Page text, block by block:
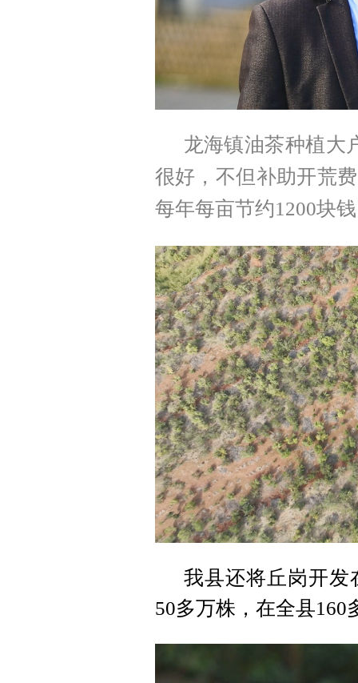
龙海镇油茶种植大
很好，不但补助开荒
每年每亩节约1200块
我县还将丘岗开发
50多万株，在全县160